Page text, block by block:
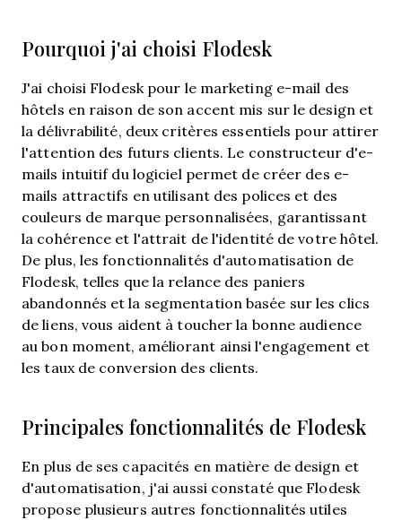
Pourquoi j'ai choisi Flodesk
J'ai choisi Flodesk pour le marketing e-mail des
hôtels en raison de son accent mis sur le design et
la délivrabilité, deux critères essentiels pour attirer
l'attention des futurs clients. Le constructeur d'e-
mails intuitif du logiciel permet de créer des e-
mails attractifs en utilisant des polices et des
couleurs de marque personnalisées, garantissant
la cohérence et l'attrait de l'identité de votre hôtel.
De plus, les fonctionnalités d'automatisation de
Flodesk, telles que la relance des paniers
abandonnés et la segmentation basée sur les clics
de liens, vous aident à toucher la bonne audience
au bon moment, améliorant ainsi l'engagement et
les taux de conversion des clients.
Principales fonctionnalités de Flodesk
En plus de ses capacités en matière de design et
d'automatisation, j'ai aussi constaté que Flodesk
propose plusieurs autres fonctionnalités utiles